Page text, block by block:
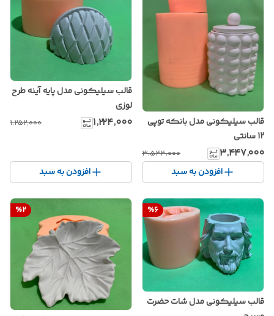
قالب سیلیکونی مدل بانکه توپی
12 سانتی
۳٬۴۴۷٬۰۰۰ ۳٬۵۴۴٬۰۰۰
افزودن به سبد
قالب سیلیکونی مدل پایه آینه طرح
لوزی
۱٬۲۲۴٬۰۰۰ ۱٬۲۵۲٬۰۰۰
افزودن به سبد
%6
قالب سیلیکونی مدل شات حضرت
%2